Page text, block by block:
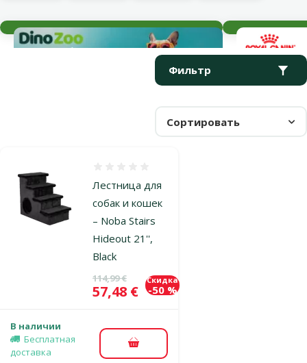
Фильтр
Сортировать
Продукты в категории Лестницы для собак
Лестница для
собак и кошек
– Noba Stairs
Hideout 21'',
Black
Исходная цена
114,99 €
Цена
57,48 €
Скидка
-50 %
В наличии
Бесплатная
доставка
В корзину